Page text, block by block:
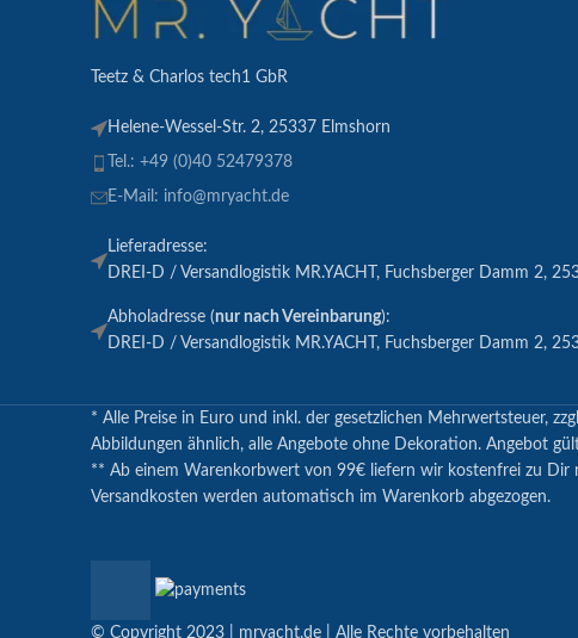
Teetz & Charlos tech1 GbR
Helene-Wessel-Str. 2, 25337 Elmshorn
Tel.: +49 (0)40 52479378
E-Mail: info@mryacht.de
Lieferadresse:
DREI-D / Versandlogistik MR.YACHT, Fuchsberger Damm 2,
Abholadresse (nur nach Vereinbarung):
DREI-D / Versandlogistik MR.YACHT, Fuchsberger Damm 2,
* Alle Preise in Euro und inkl. der gesetzlichen Mehrwertsteuer,
Abbildungen ähnlich, alle Angebote ohne Dekoration. Angebot
** Ab einem Warenkorbwert von 99€ liefern wir kostenfrei zu Dir
Versandkosten werden automatisch im Warenkorb abgezogen.
© Copyright 2023 | mryacht.de | Alle Rechte vorbehalten